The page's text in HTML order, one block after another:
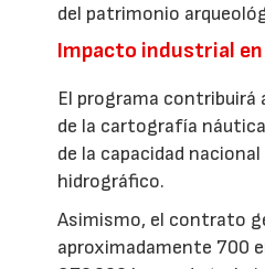
del patrimonio
Impacto industrial en
El programa contribuirá
de la cartografía
de la capacidad
hidrográfico.
Asimismo, el contrato
aproximadamente 700